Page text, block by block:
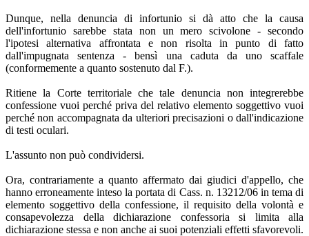
Dunque, nella denuncia di infortunio si dà atto che la causa
dell'infortunio sarebbe stata non un mero scivolone - secondo
l'ipotesi alternativa affrontata e non risolta in punto di fatto
dall'impugnata sentenza - bensì una caduta da uno scaffale
(conformemente a quanto sostenuto dal F.).
Ritiene la Corte territoriale che tale denuncia non integrerebbe
confessione vuoi perché priva del relativo elemento soggettivo vuoi
perché non accompagnata da ulteriori precisazioni o dall'indicazione
di testi oculari.
L'assunto non può condividersi.
Ora, contrariamente a quanto affermato dai giudici d'appello, che
hanno erroneamente inteso la portata di Cass. n. 13212/06 in tema di
elemento soggettivo della confessione, il requisito della volontà e
consapevolezza della dichiarazione confessoria si limita alla
dichiarazione stessa e non anche ai suoi potenziali effetti sfavorevoli.